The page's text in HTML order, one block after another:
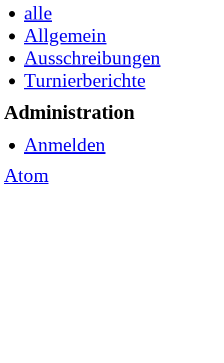
alle
Allgemein
Ausschreibungen
Turnierberichte
Administration
Anmelden
Atom